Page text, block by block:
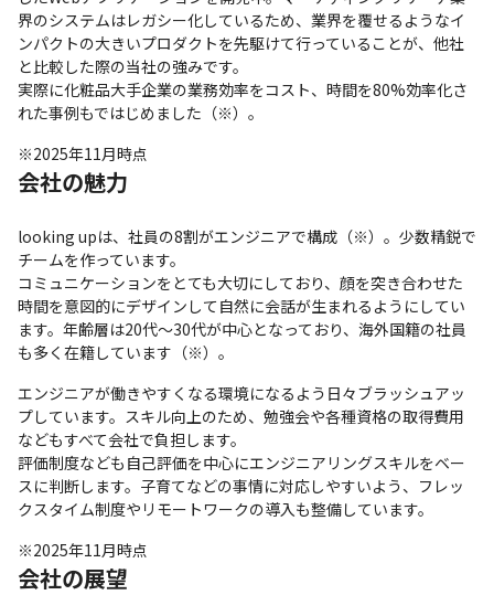
界のシステムはレガシー化しているため、業界を覆せるようなイ
ンパクトの大きいプロダクトを先駆けて行っていることが、他社
と比較した際の当社の強みです。
実際に化粧品大手企業の業務効率をコスト、時間を80%効率化さ
れた事例もではじめました（※）。
※2025年11月時点
会社の魅力
looking upは、社員の8割がエンジニアで構成（※）。少数精鋭で
チームを作っています。
コミュニケーションをとても大切にしており、顔を突き合わせた
時間を意図的にデザインして自然に会話が生まれるようにしてい
ます。年齢層は20代〜30代が中心となっており、海外国籍の社員
も多く在籍しています（※）。
エンジニアが働きやすくなる環境になるよう日々ブラッシュアッ
プしています。スキル向上のため、勉強会や各種資格の取得費用
などもすべて会社で負担します。
評価制度なども自己評価を中心にエンジニアリングスキルをベー
スに判断します。子育てなどの事情に対応しやすいよう、フレッ
クスタイム制度やリモートワークの導入も整備しています。
※2025年11月時点
会社の展望